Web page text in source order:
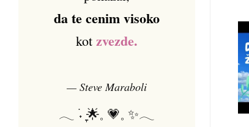
da te cenim visoko
kot zvezde.
— Steve Maraboli
𓂃 ࣪˖ ִֶָ🌟𓈒 💗𓈒 ✨𓂃